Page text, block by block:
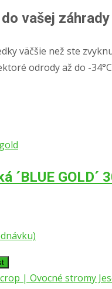
vašej záhrady
väčšie než ste
odrody až do -
´BLUE GOLD´